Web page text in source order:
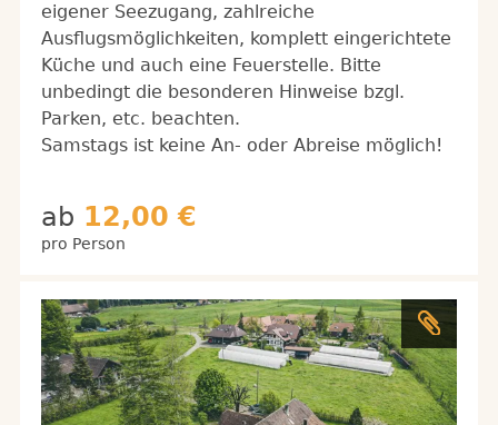
eigener Seezugang, zahlreiche
Ausflugsmöglichkeiten, komplett eingerichtete
Küche und auch eine Feuerstelle. Bitte
unbedingt die besonderen Hinweise bzgl.
Parken, etc. beachten.
Samstags ist keine An- oder Abreise möglich!
ab 12,00 €
pro Person